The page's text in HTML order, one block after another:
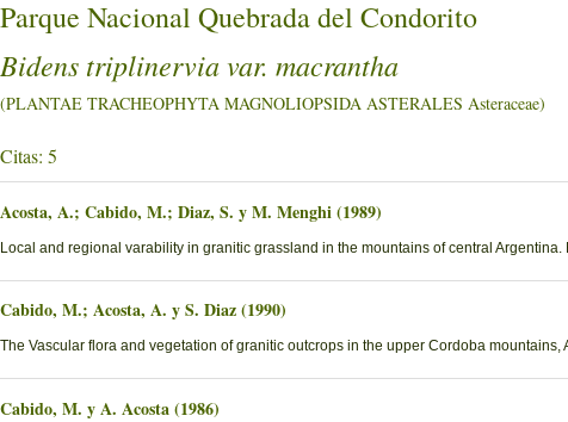
Parque Nacional Quebrada del Condorito
Bidens triplinervia var. macrantha
(PLANTAE TRACHEOPHYTA MAGNOLIOPSIDA ASTERALES Asteraceae)
Citas: 5
Acosta, A.; Cabido, M.; Diaz, S. y M. Menghi (1989)
Local and regional varability in granitic grassland in the mountains of central Argentina.
Cabido, M.; Acosta, A. y S. Diaz (1990)
The Vascular flora and vegetation of granitic outcrops in the upper Cordoba
Cabido, M. y A. Acosta (1986)